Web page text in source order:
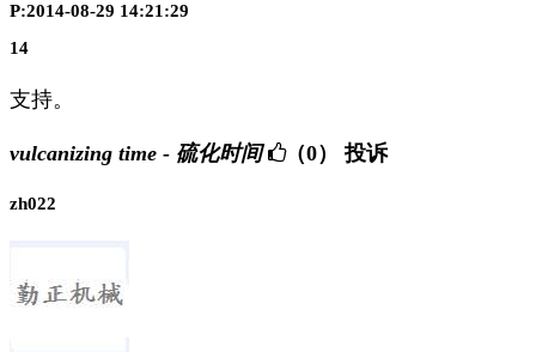
P:2014-08-29 14:21:29
14
支持。
vulcanizing time - 硫化时间 （0） 投诉
zh022